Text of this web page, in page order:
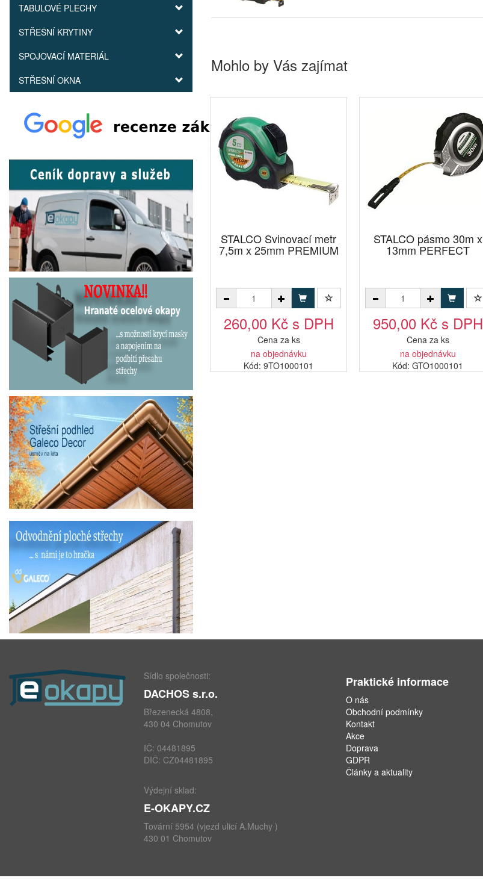
TABULOVÉ PLECHY
STŘEŠNÍ KRYTINY
SPOJOVACÍ MATERIÁL
STŘEŠNÍ OKNA
Mohlo by Vás zajímat
STALCO Svinovací metr
7,5m x 25mm PREMIUM
260,00 Kč s DPH
Cena za ks
na objednávku
Kód: 9TO1000101
STALCO pásmo 30m x
13mm PERFECT
950,00 Kč s DPH
Cena za ks
na objednávku
Kód: GTO1000101
Sídlo společnosti:
DACHOS s.r.o.
Březenecká 4808,
430 04 Chomutov
IČ: 04481895
DIČ: CZ04481895
Výdejní sklad:
E-OKAPY.CZ
Tovární 5954 (vjezd ulicí A.Muchy )
430 01 Chomutov
Praktické informace
O nás
Obchodní podmínky
Kontakt
Akce
Doprava
GDPR
Články a aktuality